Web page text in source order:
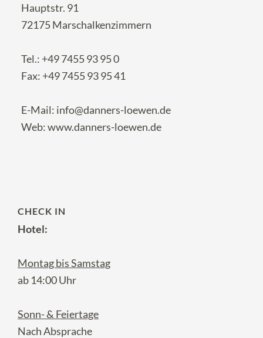
Hauptstr. 91
72175 Marschalkenzimmern
Tel.: +49 7455 93 95 0
Fax: +49 7455 93 95 41
E-Mail: info@danners-loewen.de
Web:www.danners-loewen.de
CHECK IN
Hotel:
Montag bis Samstag
ab 14:00 Uhr
Sonn- & Feiertage
Nach Absprache